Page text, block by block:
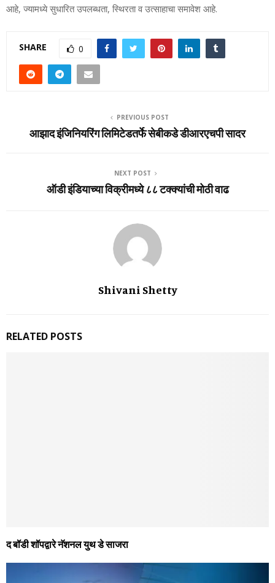
आहे, ज्‍यामध्‍ये सुधारित उपलब्‍धता, स्थिरता व उत्‍साहाचा समावेश आहे.
SHARE 0
PREVIOUS POST
आझाद इंजिनियरिंग लिमिटेडतर्फे सेबीकडे डीआरएचपी सादर
NEXT POST
ऑडी इंडियाच्‍या विक्रीमध्‍ये ८८ टक्‍क्‍यांची मोठी वाढ
Shivani Shetty
RELATED POSTS
द बॉडी शॉपद्वारे नॅशनल युथ डे साजरा